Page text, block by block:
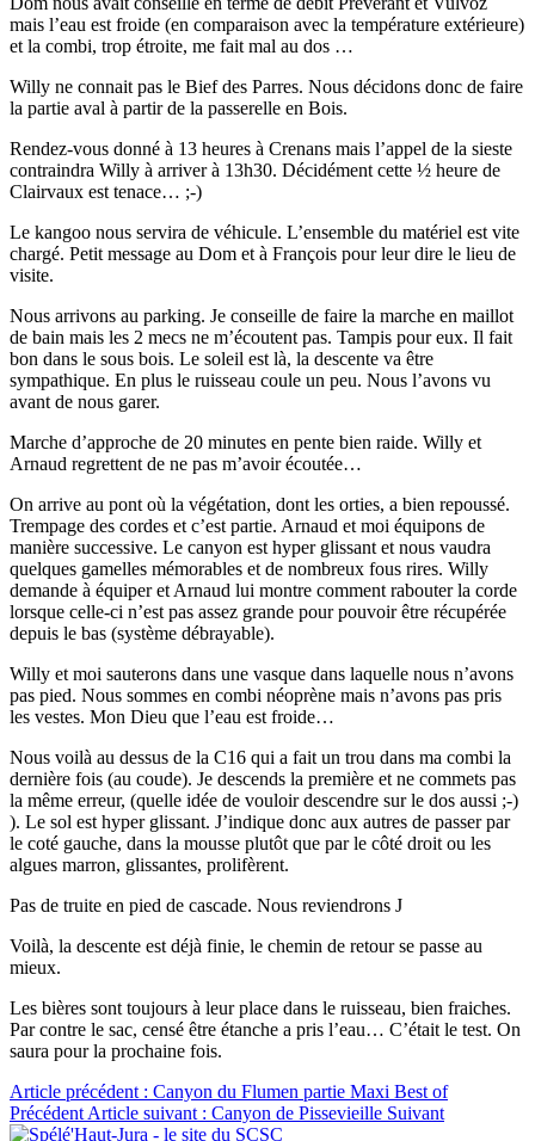
mais l’eau est froide (en comparaison avec la température extérieure)
et la combi, trop étroite, me fait mal au dos …
Willy ne connait pas le Bief des Parres. Nous décidons donc de faire
la partie aval à partir de la passerelle en Bois.
Rendez-vous donné à 13 heures à Crenans mais l’appel de la sieste
contraindra Willy à arriver à 13h30. Décidément cette ½ heure de
Clairvaux est tenace… ;-)
Le kangoo nous servira de véhicule. L’ensemble du matériel est vite
chargé. Petit message au Dom et à François pour leur dire le lieu de
visite.
Nous arrivons au parking. Je conseille de faire la marche en maillot
de bain mais les 2 mecs ne m’écoutent pas. Tampis pour eux. Il fait
bon dans le sous bois. Le soleil est là, la descente va être
sympathique. En plus le ruisseau coule un peu. Nous l’avons vu
avant de nous garer.
Marche d’approche de 20 minutes en pente bien raide. Willy et
Arnaud regrettent de ne pas m’avoir écoutée…
On arrive au pont où la végétation, dont les orties, a bien repoussé.
Trempage des cordes et c’est partie. Arnaud et moi équipons de
manière successive. Le canyon est hyper glissant et nous vaudra
quelques gamelles mémorables et de nombreux fous rires. Willy
demande à équiper et Arnaud lui montre comment rabouter la corde
lorsque celle-ci n’est pas assez grande pour pouvoir être récupérée
depuis le bas (système débrayable).
Willy et moi sauterons dans une vasque dans laquelle nous n’avons
pas pied. Nous sommes en combi néoprène mais n’avons pas pris
les vestes. Mon Dieu que l’eau est froide…
Nous voilà au dessus de la C16 qui a fait un trou dans ma combi la
dernière fois (au coude). Je descends la première et ne commets pas
la même erreur, (quelle idée de vouloir descendre sur le dos aussi ;-)
). Le sol est hyper glissant. J’indique donc aux autres de passer par
le coté gauche, dans la mousse plutôt que par le côté droit ou les
algues marron, glissantes, prolifèrent.
Pas de truite en pied de cascade. Nous reviendrons J
Voilà, la descente est déjà finie, le chemin de retour se passe au
mieux.
Les bières sont toujours à leur place dans le ruisseau, bien fraiches.
Par contre le sac, censé être étanche a pris l’eau… C’était le test. On
saura pour la prochaine fois.
Article précédent : Canyon du Flumen partie Maxi Best of
Précédent Article suivant : Canyon de Pissevieille Suivant